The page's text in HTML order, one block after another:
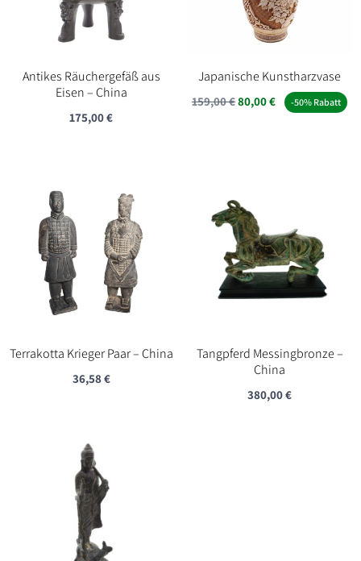
Antikes Räuchergefäß aus
Eisen – China
175,00€
Japanische Kunstharzvase
159,00€Ursprünglicher
80,00€Aktueller
-50% Rabatt
Terrakotta Krieger Paar – China
36,58€
Tangpferd Messingbronze –
China
380,00€